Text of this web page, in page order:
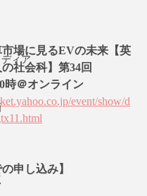
ィア
場に見るEVの未来【英
社会科】第34回
時＠オンライン
event/show/d
申し込み】